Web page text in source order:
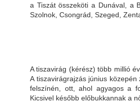
a Tiszát összeköti a Dunával, a
Szolnok, Csongrád, Szeged,
A tiszavirág (kérész) több millió
A tiszavirágrajzás június
felszínén, ott, ahol agyagos a
Kicsivel később előbukkannak a